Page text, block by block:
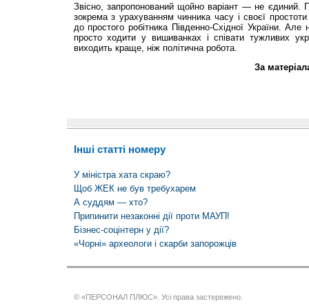
Звісно, запропонований щойно варіант — не єдиний.
зокрема з урахуванням чинника часу і своєї простоти
до простого робітника Південно-Східної України.
просто ходити у вишиванках і співати тужливих
виходить краще, ніж політична робота.
За
Інші статті номеру
У міністра хата скраю?
Щоб ЖЕК не був требухарем
А суддям — хто?
Припинити незаконні дії проти МАУП!
Бізнес-соцінтерн у дії?
«Чорні» археологи і скарби запорожців
© «ПЕРСОНАЛ ПЛЮС». Усі права застережено.